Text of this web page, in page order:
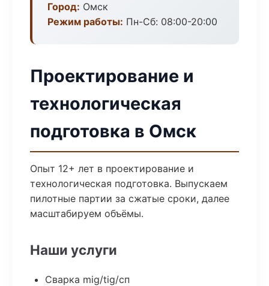
Город: Омск
Режим работы: Пн-Сб: 08:00-20:00
Проектирование и
технологическая
подготовка в Омск
Опыт 12+ лет в проектирование и
технологическая подготовка. Выпускаем
пилотные партии за сжатые сроки, далее
масштабируем объёмы.
Наши услуги
Сварка mig/tig/сп